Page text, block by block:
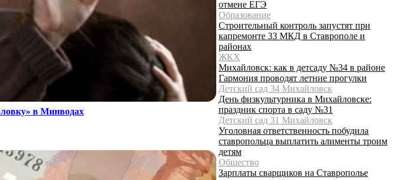
в Минводах
отмене ЕГЭ
Образование
Строительный контроль запустят при
капремонте 33 МКД в Ставрополе и
районах
ЖКХ
Михайловск: как в детсаду №34 в районе
Гармония проводят летние прогулки
Детский сад 34 Михайловск
День физкультурника в Михайловске:
праздник спорта в саду №31
Детский сад 31 Михайловск
Уголовная ответственность побудила
ставропольца выплатить алименты троим
детям
Общество
Зарплаты сварщиков на Ставрополье